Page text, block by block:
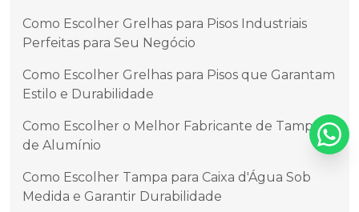
Como Escolher Grelhas para Pisos Industriais
Perfeitas para Seu Negócio
Como Escolher Grelhas para Pisos que Garantam
Estilo e Durabilidade
Como Escolher o Melhor Fabricante de Tampas
de Alumínio
Como Escolher Tampa para Caixa d'Água Sob
Medida e Garantir Durabilidade